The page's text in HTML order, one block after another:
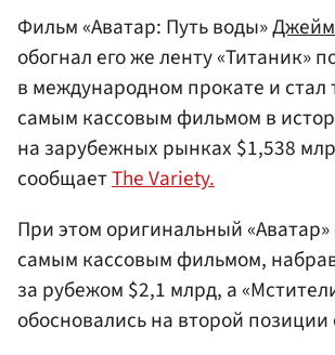
Фильм «Аватар: Путь воды»
обогнал его же ленту «Титаник»
в международном прокате и стал
самым кассовым фильмом в
на зарубежных рынках $1,538
сообщаетThe Variety.
При этом оригинальный «Аватар»
самым кассовым фильмом,
за рубежом $2,1 млрд, а
обосновались на второй позиции